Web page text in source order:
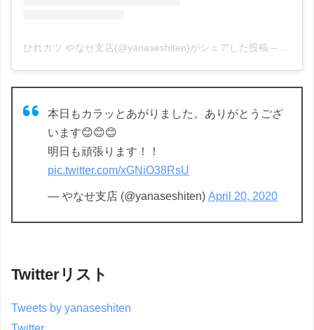
ひれカツ やなせ支店(@yanaseshiten)がシェアした投稿 – 2020
本日もカラッとあがりました。ありがとうござ
います😊😊😊
明日も頑張ります！！
pic.twitter.com/xGNiO38RsU
— やなせ支店 (@yanaseshiten) April 20, 2020
Twitterリスト
Tweets by yanaseshiten